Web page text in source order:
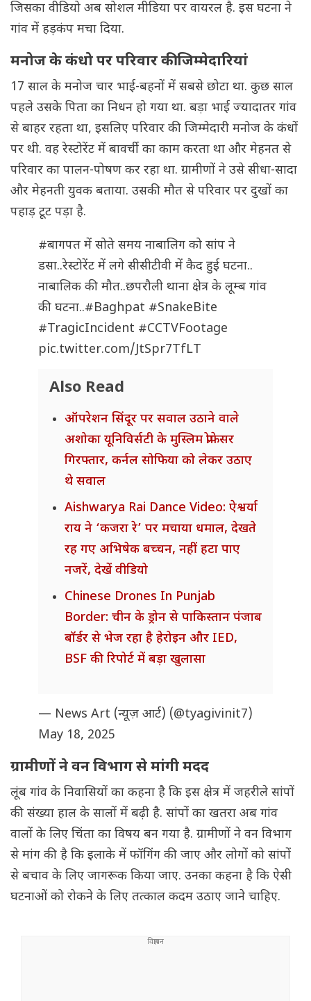
जिसका वीडियो अब सोशल मीडिया पर वायरल है. इस घटना ने
गांव में हड़कंप मचा दिया.
मनोज के कंधो पर परिवार की जिम्मेदारियां
17 साल के मनोज चार भाई-बहनों में सबसे छोटा था. कुछ साल
पहले उसके पिता का निधन हो गया था. बड़ा भाई ज्यादातर गांव
से बाहर रहता था, इसलिए परिवार की जिम्मेदारी मनोज के कंधों
पर थी. वह रेस्टोरेंट में बावर्ची का काम करता था और मेहनत से
परिवार का पालन-पोषण कर रहा था. ग्रामीणों ने उसे सीधा-सादा
और मेहनती युवक बताया. उसकी मौत से परिवार पर दुखों का
पहाड़ टूट पड़ा है.
#बागपत में सोते समय नाबालिग को सांप ने
डसा..रेस्टोरेंट में लगे सीसीटीवी में कैद हुई घटना..
नाबालिक की मौत..छपरौली थाना क्षेत्र के लूम्ब गांव
की घटना..#Baghpat #SnakeBite
#TragicIncident #CCTVFootage
pic.twitter.com/JtSpr7TfLT
Also Read
ऑपरेशन सिंदूर पर सवाल उठाने वाले
अशोका यूनिविर्सटी के मुस्लिम प्रोफेसर
गिरफ्तार, कर्नल सोफिया को लेकर उठाए
थे सवाल
Aishwarya Rai Dance Video: ऐश्वर्या
राय ने ‘कजरा रे’ पर मचाया धमाल, देखते
रह गए अभिषेक बच्चन, नहीं हटा पाए
नजरें, देखें वीडियो
Chinese Drones In Punjab
Border: चीन के ड्रोन से पाकिस्तान पंजाब
बॉर्डर से भेज रहा है हेरोइन और IED,
BSF की रिपोर्ट में बड़ा खुलासा
— News Art (न्यूज़ आर्ट) (@tyagivinit7)
May 18, 2025
ग्रामीणों ने वन विभाग से मांगी मदद
लूंब गांव के निवासियों का कहना है कि इस क्षेत्र में जहरीले सांपों
की संख्या हाल के सालों में बढ़ी है. सांपों का खतरा अब गांव
वालों के लिए चिंता का विषय बन गया है. ग्रामीणों ने वन विभाग
से मांग की है कि इलाके में फॉगिंग की जाए और लोगों को सांपों
से बचाव के लिए जागरूक किया जाए. उनका कहना है कि ऐसी
घटनाओं को रोकने के लिए तत्काल कदम उठाए जाने चाहिए.